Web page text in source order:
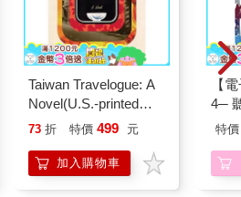
Taiwan Travelogue: A
Novel(U.S.-printed
edition)
73 折 特價 499 元
加入購物車
【
4─
期
特價